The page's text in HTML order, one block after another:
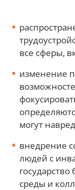
все сферы,
изменение
могут
внедрение
людей с
среды и